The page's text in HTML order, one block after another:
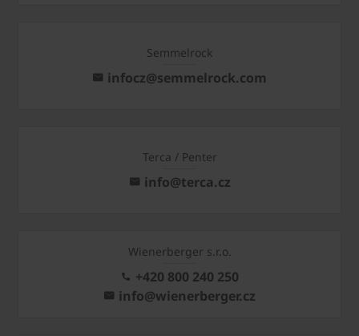
Semmelrock
infocz@semmelrock.com
Terca / Penter
info@terca.cz
Wienerberger s.r.o.
+420 800 240 250
info@wienerberger.cz